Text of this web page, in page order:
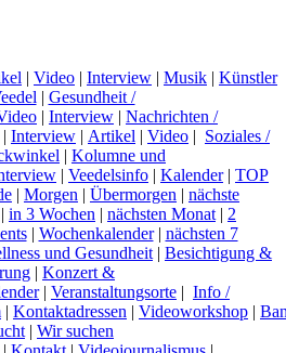
| Video | Interview | Musik | Künstler
| Gesundheit /
| Interview | Nachrichten /
| Interview | Artikel | Video | Soziales /
| Kolumne und
| Veedelsinfo | Kalender| TOP
| Morgen | Übermorgen | nächste
| in 3 Wochen | nächsten Monat | 2
| Wochenkalender| nächsten 7
und Gesundheit | Besichtigung &
| Konzert &
| Veranstaltungsorte | Info /
| Kontaktadressen | Videoworkshop |
| Wir suchen